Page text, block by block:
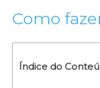
Como
Índice do